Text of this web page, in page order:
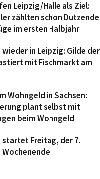
Leipzig/Halle als Ziel:
zählten schon Dutzende
im ersten Halbjahr
in Leipzig: Gilde der
mit Fischmarkt am
Wohngeld in Sachsen:
plant selbst mit
beim Wohngeld
startet Freitag, der 7.